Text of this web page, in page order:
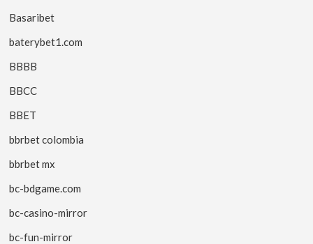
Basaribet
baterybet1.com
BBBB
BBCC
BBET
bbrbet colombia
bbrbet mx
bc-bdgame.com
bc-casino-mirror
bc-fun-mirror